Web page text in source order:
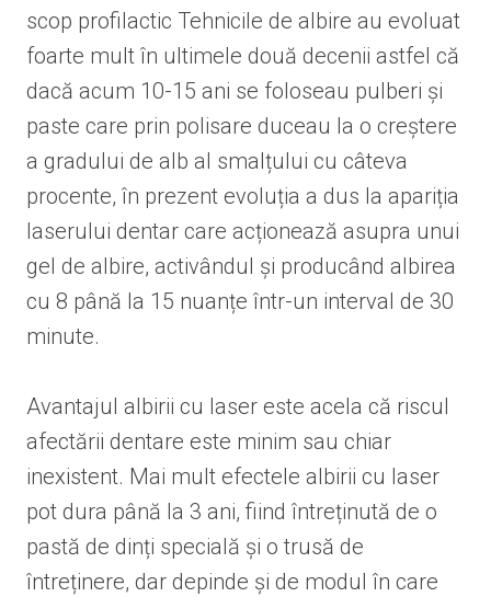
scop profilactic Tehnicile de albire au evoluat
foarte mult în ultimele două decenii astfel că
dacă acum 10-15 ani se foloseau pulberi și
paste care prin polisare duceau la o creștere
a gradului de alb al smalțului cu câteva
procente, în prezent evoluția a dus la apariția
laserului dentar care acționează asupra unui
gel de albire, activândul și producând albirea
cu 8 până la 15 nuanțe într-un interval de 30
minute.
Avantajul albirii cu laser este acela că riscul
afectării dentare este minim sau chiar
inexistent. Mai mult efectele albirii cu laser
pot dura până la 3 ani, fiind întreținută de o
pastă de dinți specială și o trusă de
întreținere, dar depinde și de modul în care